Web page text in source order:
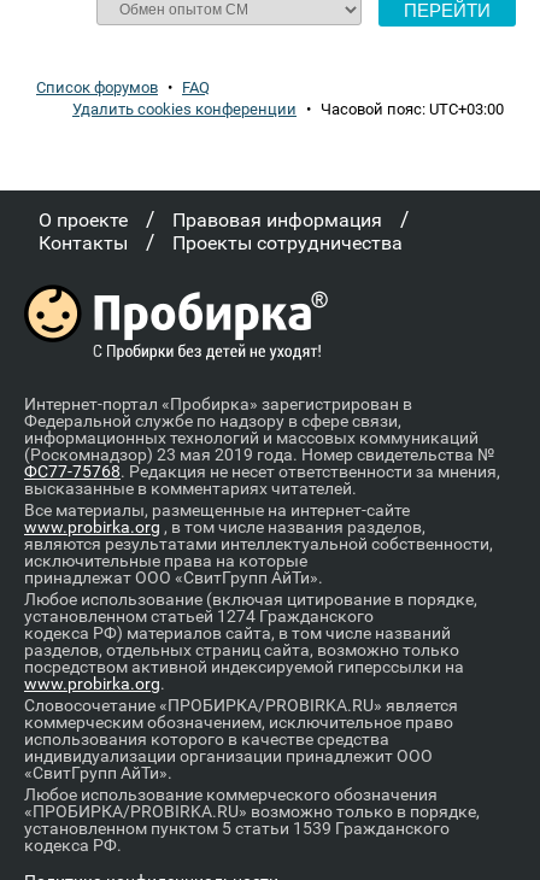
Список форумов • FAQ
Удалить cookies конференции • Часовой пояс: UTC+03:00
О проекте / Правовая информация /
Контакты / Проекты сотрудничества
Интернет-портал «Пробирка» зарегистрирован в
Федеральной службе по надзору в сфере связи,
информационных технологий и массовых коммуникаций
(Роскомнадзор) 23 мая 2019 года. Номер свидетельства №
ФС77-75768. Редакция не несет ответственности за мнения,
высказанные в комментариях читателей.
Все материалы, размещенные на интернет-сайте
www.probirka.org , в том числе названия разделов,
являются результатами интеллектуальной собственности,
исключительные права на которые
принадлежат ООО «СвитГрупп АйТи».
Любое использование (включая цитирование в порядке,
установленном статьей 1274 Гражданского
кодекса РФ) материалов сайта, в том числе названий
разделов, отдельных страниц сайта, возможно только
посредством активной индексируемой гиперссылки на
www.probirka.org.
Словосочетание «ПРОБИРКА/PROBIRKA.RU» является
коммерческим обозначением, исключительное право
использования которого в качестве средства
индивидуализации организации принадлежит ООО
«СвитГрупп АйТи».
Любое использование коммерческого обозначения
«ПРОБИРКА/PROBIRKA.RU» возможно только в порядке,
установленном пунктом 5 статьи 1539 Гражданского
кодекса РФ.